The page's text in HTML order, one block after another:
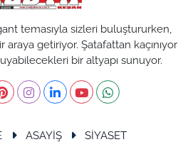
temasıyla sizleri buluştururken,
getiriyor. Şatafattan kaçınıyor
bir altyapı sunuyor.
ASAYİŞ SİYASET